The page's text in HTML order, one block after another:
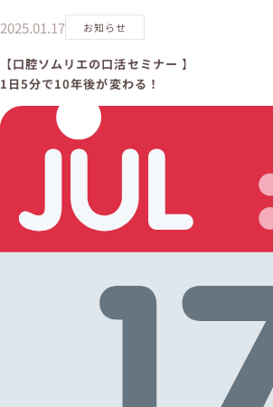
2025.01.17 お知らせ
【口腔ソムリエの口活セミナー 】
1日5分で10年後が変わる！